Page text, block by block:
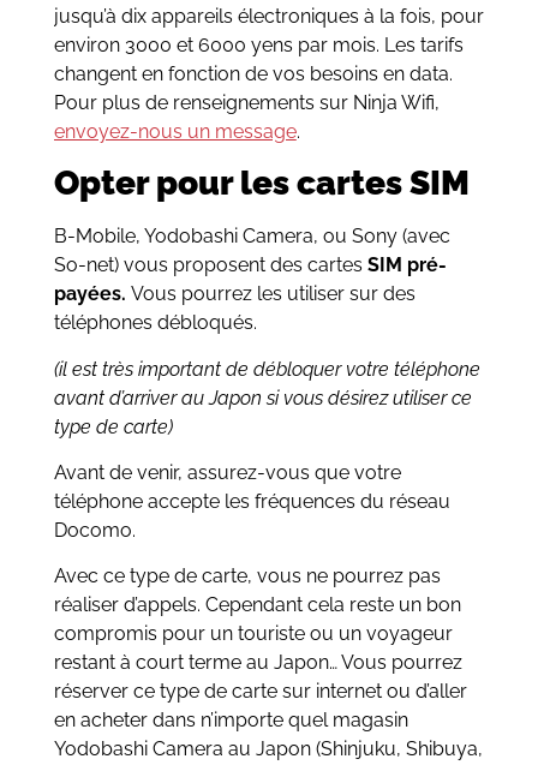
jusqu’à dix appareils électroniques à la fois, pour
environ 3000 et 6000 yens par mois. Les tarifs
changent en fonction de vos besoins en data.
Pour plus de renseignements sur Ninja Wifi,
envoyez-nous un message.
Opter pour les cartes SIM
B-Mobile, Yodobashi Camera, ou Sony (avec
So-net) vous proposent des cartes SIM pré-
payées. Vous pourrez les utiliser sur des
téléphones débloqués.
(il est très important de débloquer votre téléphone
avant d’arriver au Japon si vous désirez utiliser ce
type de carte)
Avant de venir, assurez-vous que votre
téléphone accepte les fréquences du réseau
Docomo.
Avec ce type de carte, vous ne pourrez pas
réaliser d’appels. Cependant cela reste un bon
compromis pour un touriste ou un voyageur
restant à court terme au Japon… Vous pourrez
réserver ce type de carte sur internet ou d’aller
en acheter dans n’importe quel magasin
Yodobashi Camera au Japon (Shinjuku, Shibuya,